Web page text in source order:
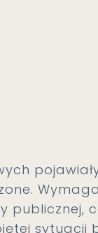
publicznej,
sytuacji